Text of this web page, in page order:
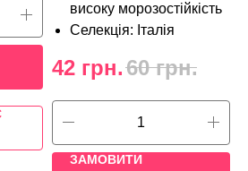
високу морозостійкість
Селекція: Італія
42 грн.60 грн.
ЗАМОВИТИ